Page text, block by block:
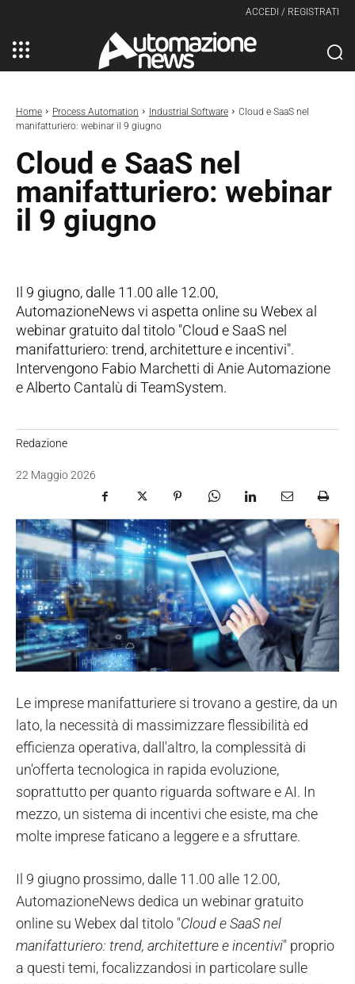
ACCEDI / REGISTRATI
Home Process Automation Industrial Software
Cloud e SaaS nel
manifatturiero: webinar il 9 giugno
Cloud e SaaS nel
manifatturiero: webinar
il 9 giugno
Il 9 giugno, dalle 11.00 alle 12.00,
AutomazioneNews vi aspetta online su Webex al
webinar gratuito dal titolo "Cloud e SaaS nel
manifatturiero: trend, architetture e incentivi".
Intervengono Fabio Marchetti di Anie Automazione
e Alberto Cantalù di TeamSystem.
Redazione
22 Maggio 2026
Le imprese manifatturiere si trovano a gestire, da un
lato, la necessità di massimizzare flessibilità ed
efficienza operativa, dall'altro, la complessità di
un'offerta tecnologica in rapida evoluzione,
soprattutto per quanto riguarda software e AI. In
mezzo, un sistema di incentivi che esiste, ma che
molte imprese faticano a leggere e a sfruttare.
Il 9 giugno prossimo, dalle 11.00 alle 12.00,
AutomazioneNews dedica un webinar gratuito
online su Webex dal titolo "Cloud e SaaS nel
manifatturiero: trend, architetture e incentivi" proprio
a questi temi, focalizzandosi in particolare sulle